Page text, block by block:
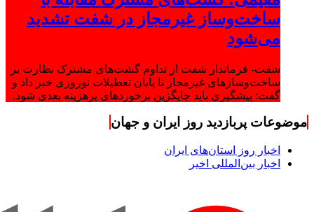
ساخت‌وساز غیرمجاز در شفت تشدید
می‌شود
شفت- فرماندار شفت از تداوم گشت‌های مشترک نظارت بر
ساخت‌وسازهای غیرمجاز تا پایان تعطیلات نوروزی خبر داد و
گفت: پیشگیری باید جایگزین برخوردهای پرهزینه بعدی شود.
موضوعات پربازدید روز ایران و جهان
اخبار روز استان‌های ایران
اخبار بین‌المللی اخیر